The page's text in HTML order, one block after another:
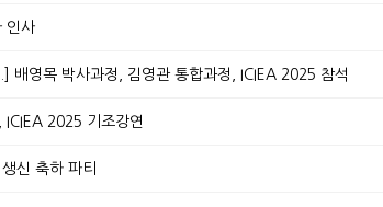
인사
영목 박사과정, 김영관 통합과정, ICIEA 2025 참석
2025 기조강연
신 축하 파티